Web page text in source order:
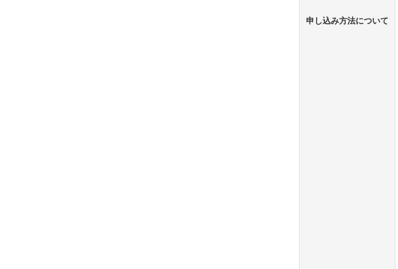
申し込み方法について